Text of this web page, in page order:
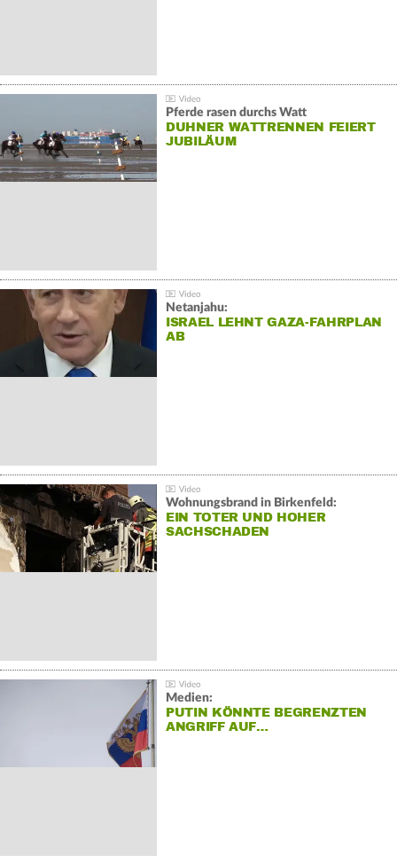
Pferde rasen durchs Watt
DUHNER WATTRENNEN FEIERT
JUBILÄUM
Netanjahu:
ISRAEL LEHNT GAZA-FAHRPLAN
AB
Wohnungsbrand in Birkenfeld:
EIN TOTER UND HOHER
SACHSCHADEN
Medien:
PUTIN KÖNNTE BEGRENZTEN
ANGRIFF AUF…